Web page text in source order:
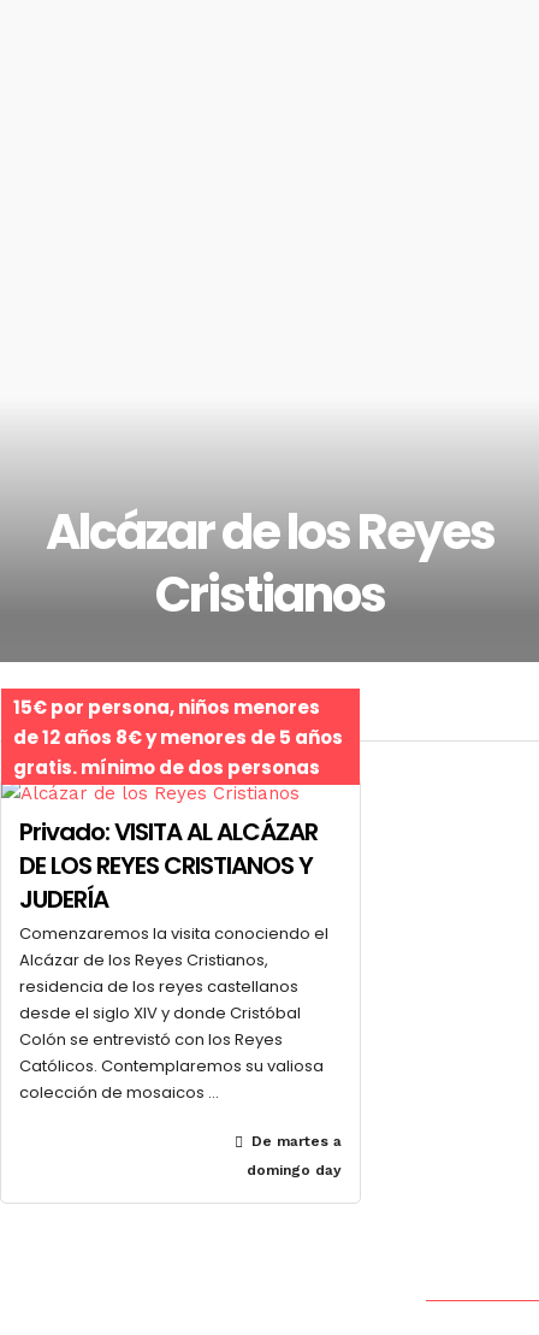
Alcázar de los Reyes
Cristianos
Related Tours
15€ por persona, niños menores
de 12 años 8€ y menores de 5 años
gratis. mínimo de dos personas
Privado: VISITA AL ALCÁZAR
DE LOS REYES CRISTIANOS Y
JUDERÍA
Comenzaremos la visita conociendo el
Alcázar de los Reyes Cristianos,
residencia de los reyes castellanos
desde el siglo XIV y donde Cristóbal
Colón se entrevistó con los Reyes
Católicos. Contemplaremos su valiosa
colección de mosaicos …
De martes a
domingo day